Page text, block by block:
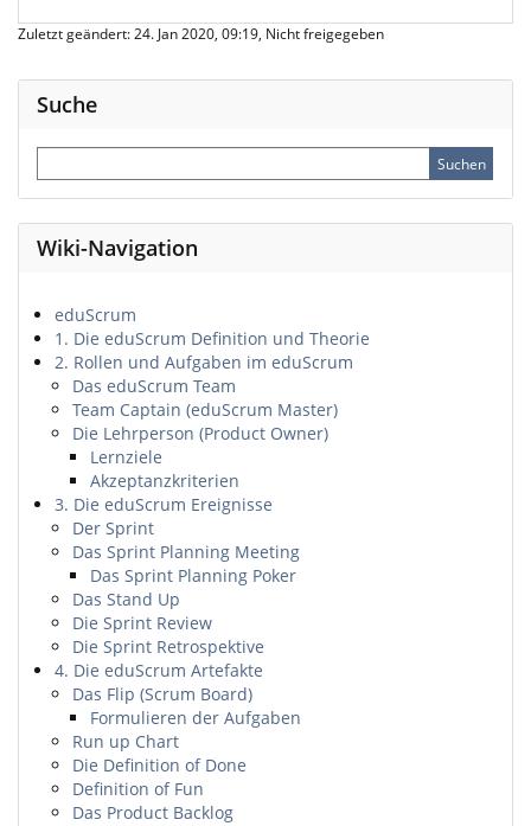
Zuletzt geändert: 24. Jan 2020, 09:19, Nicht freigegeben
Suche
Wiki-Navigation
eduScrum
1. Die eduScrum Definition und Theorie
2. Rollen und Aufgaben im eduScrum
Das eduScrum Team
Team Captain (eduScrum Master)
Die Lehrperson (Product Owner)
Lernziele
Akzeptanzkriterien
3. Die eduScrum Ereignisse
Der Sprint
Das Sprint Planning Meeting
Das Sprint Planning Poker
Das Stand Up
Die Sprint Review
Die Sprint Retrospektive
4. Die eduScrum Artefakte
Das Flip (Scrum Board)
Formulieren der Aufgaben
Run up Chart
Die Definition of Done
Definition of Fun
Das Product Backlog